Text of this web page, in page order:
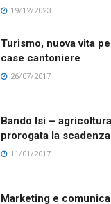
19/12/2023
Turismo, nuova vita
case cantoniere
26/07/2017
Bando Isi –
prorogata la scadenza
11/01/2017
Marketing e